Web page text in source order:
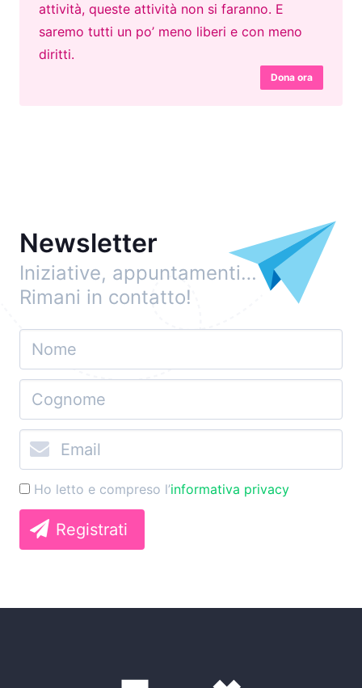
attività, queste attività non si faranno. E
saremo tutti un po’ meno liberi e con meno
diritti.
Dona ora
Newsletter
Iniziative, appuntamenti…
Rimani in contatto!
Ho letto e compreso l’informativa privacy
Registrati